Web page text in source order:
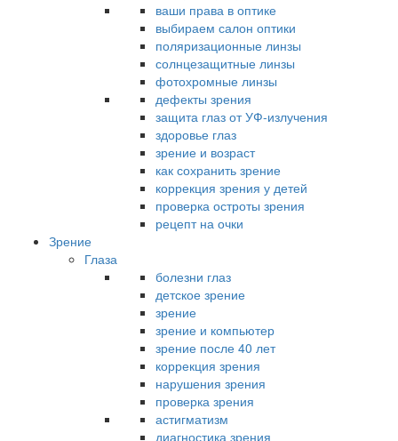
ваши права в оптике
выбираем салон оптики
поляризационные линзы
солнцезащитные линзы
фотохромные линзы
дефекты зрения
защита глаз от УФ-излучения
здоровье глаз
зрение и возраст
как сохранить зрение
коррекция зрения у детей
проверка остроты зрения
рецепт на очки
Зрение
Глаза
болезни глаз
детское зрение
зрение
зрение и компьютер
зрение после 40 лет
коррекция зрения
нарушения зрения
проверка зрения
астигматизм
диагностика зрения